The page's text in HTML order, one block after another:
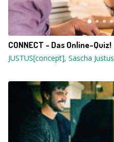
CONNECT - Das Online-Quiz!
JUSTUS[concept], Sascha Justus